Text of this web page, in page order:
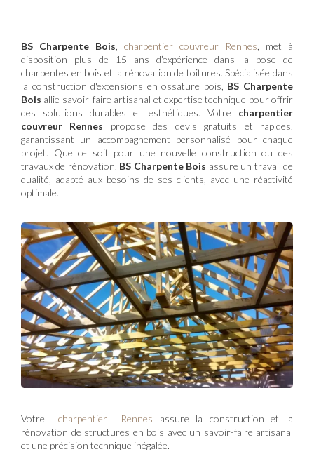
BS Charpente Bois charpentier couvreur Rennes , met à
disposition plus de 15 ans d’expérience dans la pose de
charpentes en bois et la rénovation de toitures. Spécialisée dans
la construction d'extensions en ossature bois, BS Charpente
Bois allie savoir-faire artisanal et expertise technique pour offrir
des solutions durables et esthétiques. Votre charpentier
couvreur Rennes propose des devis gratuits et rapides,
garantissant un accompagnement personnalisé pour chaque
projet. Que ce soit pour une nouvelle construction ou des
travaux de rénovation, BS Charpente Bois assure un travail de
qualité, adapté aux besoins de ses clients, avec une réactivité
optimale.
Votre charpentier Rennes assure la construction et la
rénovation de structures en bois avec un savoir-faire artisanal
et une précision technique inégalée.